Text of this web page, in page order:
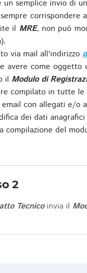
un semplice invio di
corrispondere
il MRE, non può
via mail all'indirizzo
avere come oggetto
il Modulo di
compilato in tutte
con allegati e/
dei dati anagrafici
compilazione del
2
Tecnicoinvia il